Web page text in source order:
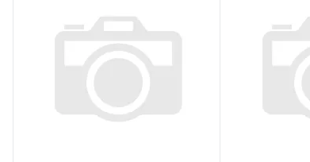
Купить в 1 клик
К сравнению
В избранное
Под заказ
Купить в 1
В избранное